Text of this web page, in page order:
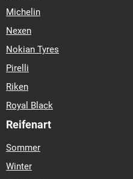
Michelin
Nexen
Nokian Tyres
Pirelli
Riken
Royal Black
Reifenart
Sommer
Winter